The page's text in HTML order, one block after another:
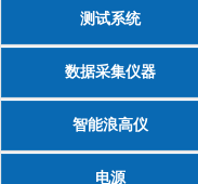
测试系统
数据采集仪器
智能浪高仪
电源